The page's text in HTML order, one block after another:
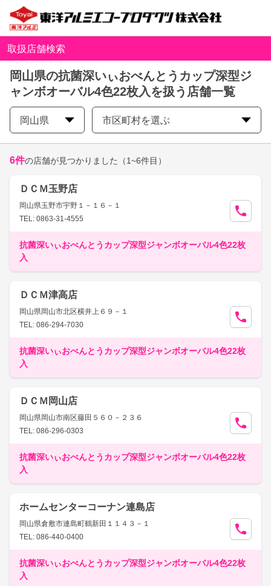
取扱店舗検索
岡山県の抗菌深いぃおべんとうカップ深型ジ
ャンボオーバル4色22枚入を扱う店舗一覧
岡山県 市区町村を選ぶ
6件の店舗が見つかりました （1~6件目）
ＤＣＭ玉野店
岡山県玉野市宇野１－１６－１
TEL: 0863-31-4555
抗菌深いぃおべんとうカップ深型ジャンボオーバル4色22枚
入
ＤＣＭ津高店
岡山県岡山市北区横井上６９－１
TEL: 086-294-7030
抗菌深いぃおべんとうカップ深型ジャンボオーバル4色22枚
入
ＤＣＭ岡山店
岡山県岡山市南区藤田５６０－２３６
TEL: 086-296-0303
抗菌深いぃおべんとうカップ深型ジャンボオーバル4色22枚
入
ホームセンターコーナン連島店
岡山県倉敷市連島町鶴新田１１４３－１
TEL: 086-440-0400
抗菌深いぃおべんとうカップ深型ジャンボオーバル4色22枚
入